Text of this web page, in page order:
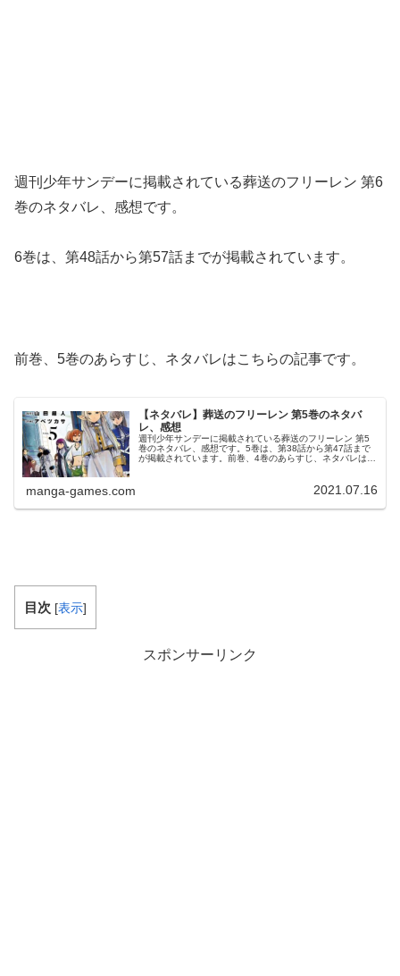
週刊少年サンデーに掲載されている葬送のフリーレン 第6
巻のネタバレ、感想です。
6巻は、第48話から第57話までが掲載されています。
前巻、5巻のあらすじ、ネタバレはこちらの記事です。
【ネタバレ】葬送のフリーレン 第5巻のネタバ
レ、感想
週刊少年サンデーに掲載されている葬送のフリーレン 第5
巻のネタバレ、感想です。5巻は、第38話から第47話まで
が掲載されています。前巻、4巻のあらすじ、ネタバレはこ
manga-games.com 2021.07.16
目次 [表示]
スポンサーリンク